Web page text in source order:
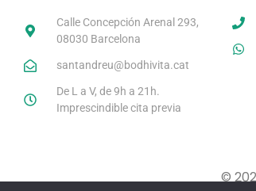
Calle Concepción Arenal 293,
08030 Barcelona
santandreu@bodhivita.cat
De L a V, de 9h a 21h.
Imprescindible cita previa
©